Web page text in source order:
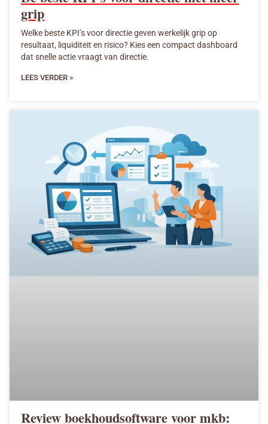
grip
Welke beste KPI’s voor directie geven werkelijk grip op
resultaat, liquiditeit en risico? Kies een compact dashboard
dat snelle actie vraagt van directie.
LEES VERDER »
Review boekhoudsoftware voor mkb: